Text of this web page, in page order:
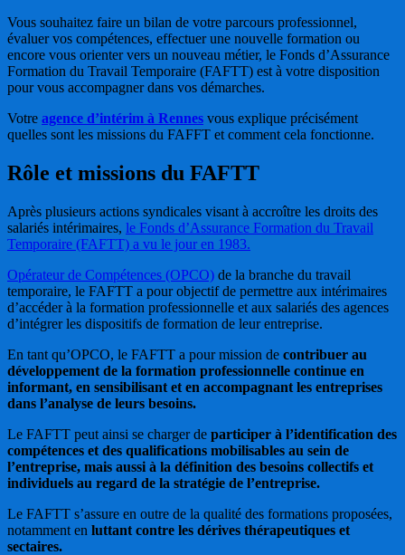
Vous souhaitez faire un bilan de votre parcours professionnel,
évaluer vos compétences, effectuer une nouvelle formation ou
encore vous orienter vers un nouveau métier, le Fonds d’Assurance
Formation du Travail Temporaire (FAFTT) est à votre disposition
pour vous accompagner dans vos démarches.
Votre agence d’intérim à Rennes vous explique précisément
quelles sont les missions du FAFFT et comment cela fonctionne.
Rôle et missions du FAFTT
Après plusieurs actions syndicales visant à accroître les droits des
salariés intérimaires, le Fonds d’Assurance Formation du Travail
Temporaire (FAFTT) a vu le jour en 1983.
Opérateur de Compétences (OPCO) de la branche du travail
temporaire, le FAFTT a pour objectif de permettre aux intérimaires
d’accéder à la formation professionnelle et aux salariés des agences
d’intégrer les dispositifs de formation de leur entreprise.
En tant qu’OPCO, le FAFTT a pour mission de contribuer au
développement de la formation professionnelle continue en
informant, en sensibilisant et en accompagnant les entreprises
dans l’analyse de leurs besoins.
Le FAFTT peut ainsi se charger de participer à l’identification des
compétences et des qualifications mobilisables au sein de
l’entreprise, mais aussi à la définition des besoins collectifs et
individuels au regard de la stratégie de l’entreprise.
Le FAFTT s’assure en outre de la qualité des formations proposées,
notamment en luttant contre les dérives thérapeutiques et
sectaires.